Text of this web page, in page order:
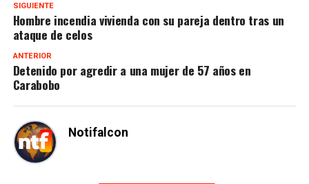
SIGUIENTE
Hombre incendia vivienda con su pareja dentro tras un
ataque de celos
ANTERIOR
Detenido por agredir a una mujer de 57 años en
Carabobo
Notifalcon